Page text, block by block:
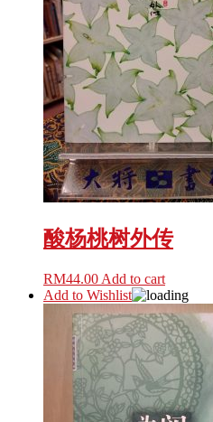
酸杨桃树外传
RM44.00 Add to cart
Add to Wishlist